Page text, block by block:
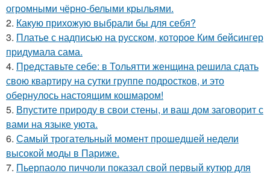
огромными чёрно-белыми крыльями.
2. Какую прихожую выбрали бы для себя?
3. Платье с надписью на русском, которое Ким бейсингер
придумала сама.
4. Представьте себе: в Тольятти женщина решила сдать
свою квартиру на сутки группе подростков, и это
обернулось настоящим кошмаром!
5. Впустите природу в свои стены, и ваш дом заговорит с
вами на языке уюта.
6. Самый трогательный момент прошедшей недели
высокой моды в Париже.
7. Пьерпаоло пиччоли показал свой первый кутюр для